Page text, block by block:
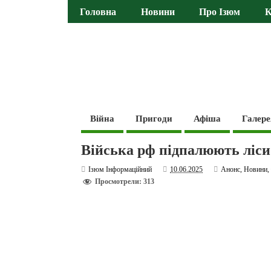
Головна Новини Про Ізюм
Війна Пригоди Афіша
Війська рф підпалюють
Ізюм Інформаційний 10.06.2025 Анонс,Новини,
Просмотрели: 313